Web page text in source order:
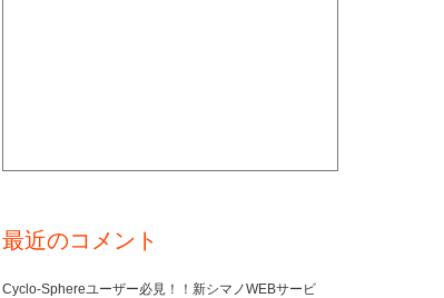
最近のコメント
Cyclo-Sphereユーザー必見！！新シマノWEBサービ